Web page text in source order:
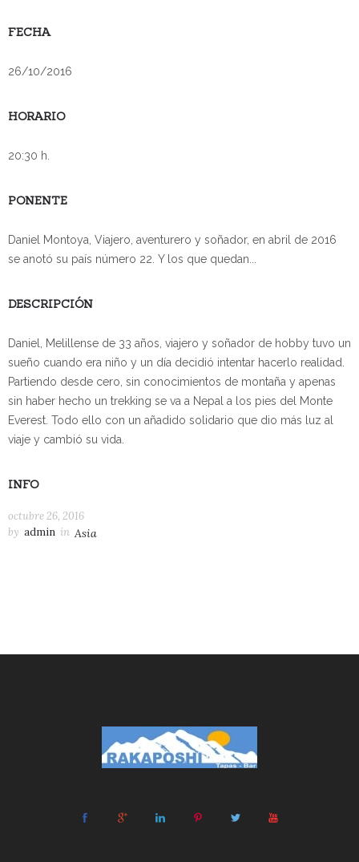
FECHA
26/10/2016
HORARIO
20:30 h.
PONENTE
Daniel Montoya, Viajero, aventurero y soñador, en abril de 2016
se anotó su país número 22. Y los que quedan...
DESCRIPCIÓN
Daniel, Melillense de 33 años, viajero y soñador de hobby tuvo un
sueño cuando era niño y un día decidió intentar hacerlo realidad.
Partiendo desde cero, sin conocimientos de montaña y apenas
sin haber hecho un trekking se va a Nepal a los pies del Monte
Everest. Todo ello con un añadido solidario que dio más luz al
viaje y cambió su vida.
INFO
octubre 26, 2016
by admin in Asia